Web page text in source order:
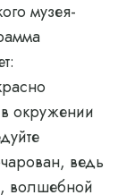
музея-
окружении
ведь
волшебной